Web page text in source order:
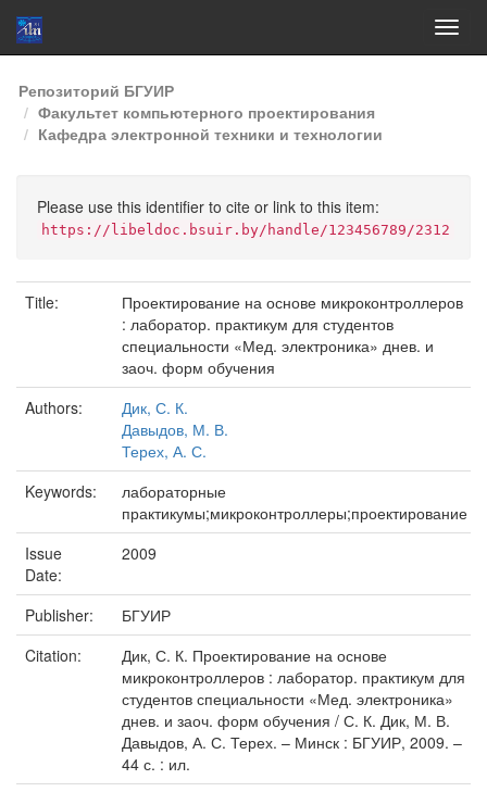
Skip
navigation
Репозиторий БГУИР
Факультет компьютерного проектирования
Кафедра электронной техники и технологии
Please use this identifier to cite or link to this item:
https://libeldoc.bsuir.by/handle/123456789/2312
Title:
Проектирование на основе микроконтроллеров
: лаборатор. практикум для студентов
специальности «Мед. электроника» днев. и
заоч. форм обучения
Authors:
Дик, С. К.
Давыдов, М. В.
Терех, А. С.
Keywords:
лабораторные
практикумы;микроконтроллеры;проектирование
Issue
Date:
2009
Publisher:
БГУИР
Citation:
Дик, С. К. Проектирование на основе
микроконтроллеров : лаборатор. практикум для
студентов специальности «Мед. электроника»
днев. и заоч. форм обучения / С. К. Дик, М. В.
Давыдов, А. С. Терех. – Минск : БГУИР, 2009. –
44 с. : ил.